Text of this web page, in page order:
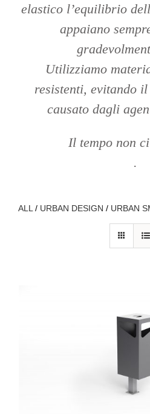
elastico l’equilibrio
appaiano
Utilizziamo
resistenti, evitando
causato dagli
Il tempo non
.
ALL/ URBAN DESIGN / URBAN